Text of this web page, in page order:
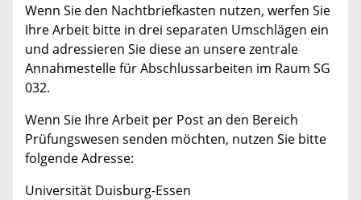
Wenn Sie den Nachtbriefkasten nutzen, werfen Sie
Ihre Arbeit bitte in drei separaten Umschlägen ein
und adressieren Sie diese an unsere zentrale
Annahmestelle für Abschlussarbeiten im Raum SG
032.
Wenn Sie Ihre Arbeit per Post an den Bereich
Prüfungswesen senden möchten, nutzen Sie bitte
folgende Adresse:
Universität Duisburg-Essen